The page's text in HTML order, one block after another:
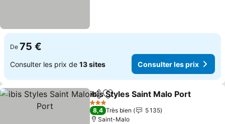
De 75 €
Consulter les prix de 13 sites Consulter les prix
PartagerAjouter à mes favoris
ibis Styles Saint Malo Port
3 Étoiles
8,4 Très bien
5 135
Saint-Malo